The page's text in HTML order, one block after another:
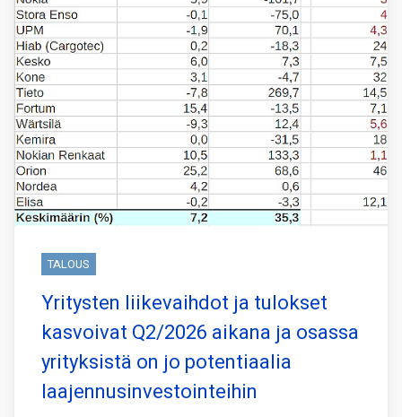
TALOUS
Yritysten liikevaihdot ja tulokset
kasvoivat Q2/2026 aikana ja osassa
yrityksistä on jo potentiaalia
laajennusinvestointeihin